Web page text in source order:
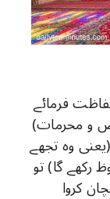
فرمائے
و محرمات)
وہ تجھے
رکھے گا) تو
کروا